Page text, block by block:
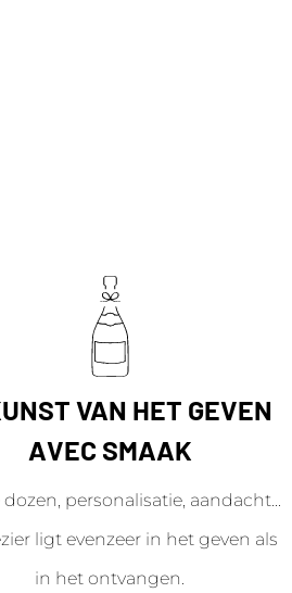
VAN HET GEVEN
AVEC SMAAK
personalisatie, aandacht...
ligt evenzeer in het geven als
in het ontvangen.